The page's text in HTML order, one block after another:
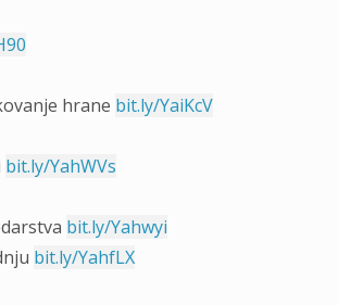
hrane bit.ly/YaiKcV
bit.ly/YahWVs
bit.ly/Yahwyi
bit.ly/YahfLX